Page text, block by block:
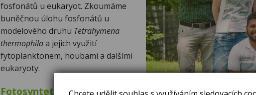
fosfonátů u eukaryot. Zkoumáme
buněčnou úlohu fosfonátů u
modelového druhu Tetrahymena
thermophilaa jejich využití
fytoplanktonem, houbami a dalšími
eukaryoty.
Fotosyntetické pigmenty